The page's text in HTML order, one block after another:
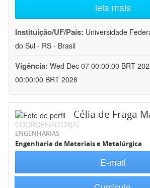
leia mais
Instituição/UF/País: Universidade
do Sul - RS - Brasil
Vigência: Wed Dec 07 00:00:00 BRT
00:00:00 BRT 2026
Célia de Fraga
COORDENADOR(A)
ENGENHARIAS
Engenharia de Materiais e Metalúrgica
E-mail